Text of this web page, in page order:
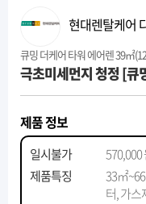
현대렌탈케어
큐밍 더케어 타워 에어렌 39㎡
극초미세먼지 청정 [큐
제품 정보
일시불가
570,000
제품특징
33㎡
터, 가스